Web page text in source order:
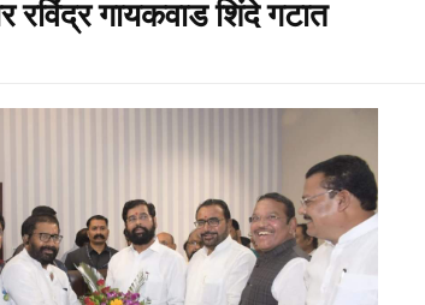
रविंद्र गायकवाड शिंदे गटात